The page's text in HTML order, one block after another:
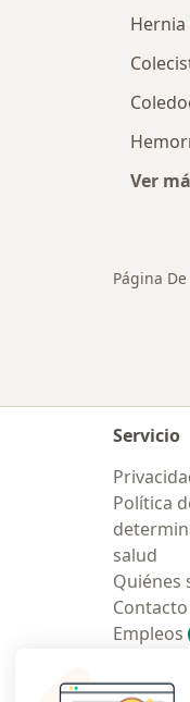
Ver
Página
Servicio
Política
salud
Quiénes
Contacto
Empleos